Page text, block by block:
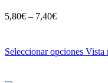
5,80€ – 7,40€
Seleccionar opciones Vista